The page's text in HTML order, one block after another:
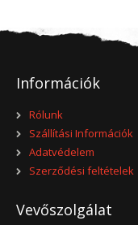
Információk
Rólunk
Szállítási Információk
Adatvédelem
Szerződési feltételek
Vevőszolgálat